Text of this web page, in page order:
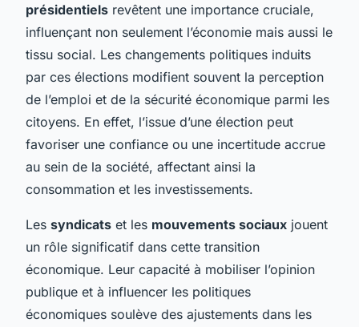
présidentiels revêtent une importance cruciale,
influençant non seulement l’économie mais aussi le
tissu social. Les changements politiques induits
par ces élections modifient souvent la perception
de l’emploi et de la sécurité économique parmi les
citoyens. En effet, l’issue d’une élection peut
favoriser une confiance ou une incertitude accrue
au sein de la société, affectant ainsi la
consommation et les investissements.
Les syndicats et les mouvements sociaux jouent
un rôle significatif dans cette transition
économique. Leur capacité à mobiliser l’opinion
publique et à influencer les politiques
économiques soulève des ajustements dans les